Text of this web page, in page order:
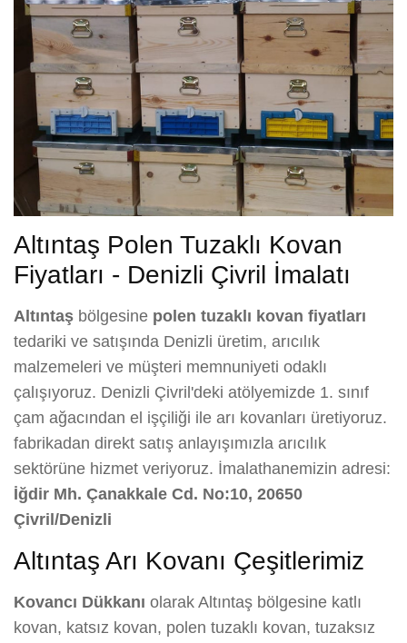
Altıntaş Polen Tuzaklı Kovan
Fiyatları - Denizli Çivril İmalatı
Altıntaş bölgesine polen tuzaklı kovan fiyatları
tedariki ve satışında Denizli üretim, arıcılık
malzemeleri ve müşteri memnuniyeti odaklı
çalışıyoruz. Denizli Çivril'deki atölyemizde 1. sınıf
çam ağacından el işçiliği ile arı kovanları üretiyoruz.
fabrikadan direkt satış anlayışımızla arıcılık
sektörüne hizmet veriyoruz. İmalathanemizin adresi:
İğdir Mh. Çanakkale Cd. No:10, 20650
Çivril/Denizli
Altıntaş Arı Kovanı Çeşitlerimiz
Kovancı Dükkanı olarak Altıntaş bölgesine katlı
kovan, katsız kovan, polen tuzaklı kovan, tuzaksız